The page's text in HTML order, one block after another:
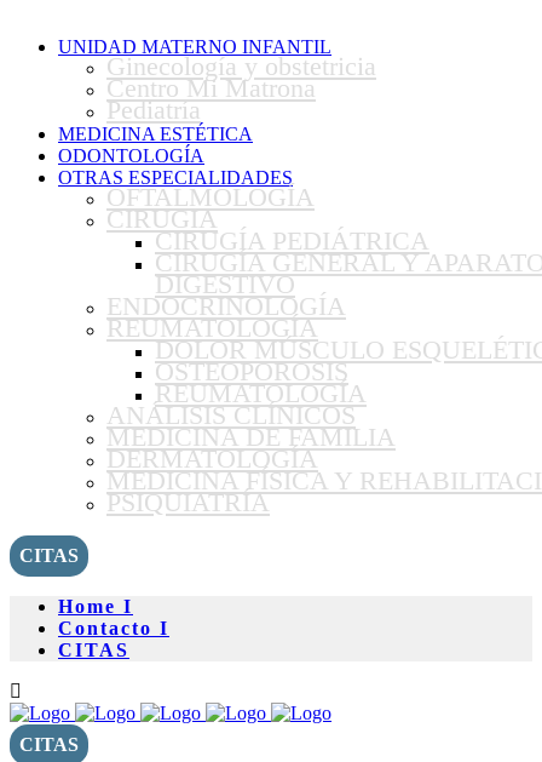
UNIDAD MATERNO INFANTIL
Ginecología y obstetricia
Centro Mi Matrona
Pediatría
MEDICINA ESTÉTICA
ODONTOLOGÍA
OTRAS ESPECIALIDADES
OFTALMOLOGÍA
CIRUGIA
CIRUGÍA PEDIÁTRICA
CIRUGÍA GENERAL Y
DIGESTIVO
ENDOCRINOLOGÍA
REUMATOLOGÍA
DOLOR MÚSCULO
OSTEOPOROSIS
REUMATOLOGÍA
ANÁLISIS CLÍNICOS
MEDICINA DE FAMILIA
DERMATOLOGÍA
MEDICINA FÍSICA Y
PSIQUIATRÍA
CITAS
Home I
Contacto I
CITAS
CITAS